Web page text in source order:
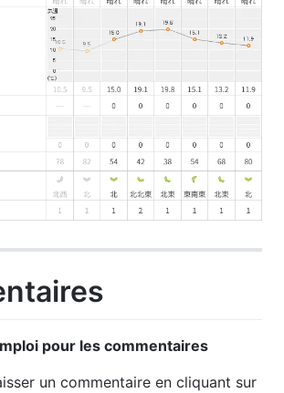
pour les commentaires
un commentaire en cliquant sur